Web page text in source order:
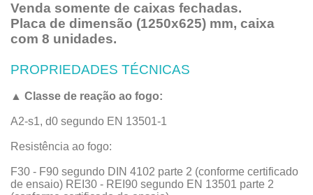
Venda somente de caixas fechadas.
Placa de dimensão (1250x625) mm, caixa
com 8 unidades.
PROPRIEDADES TÉCNICAS
▲ Classe de reação ao fogo:
A2-s1, d0 segundo EN 13501-1
Resistência ao fogo:
F30 - F90 segundo DIN 4102 parte 2 (conforme certificado
de ensaio) REI30 - REI90 segundo EN 13501 parte 2